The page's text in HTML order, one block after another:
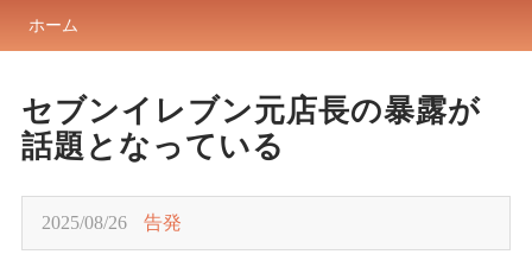
ホーム
セブンイレブン元店長の暴露が
話題となっている
2025/08/26 告発